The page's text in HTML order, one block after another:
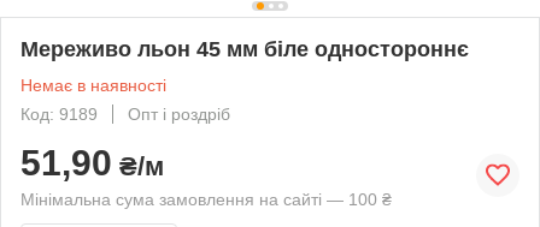
Мереживо льон 45 мм біле одностороннє
Немає в наявності
Код: 9189
Опт і роздріб
51,90 ₴/м
Мінімальна сума замовлення на сайті — 100 ₴